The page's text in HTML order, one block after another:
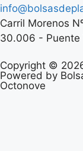
Carril Morenos
30.006 - Puente
Copyright ©
Powered by
Octonove